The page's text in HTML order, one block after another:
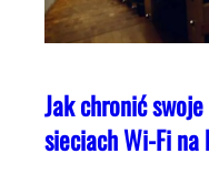
Jak chronić
sieciach Wi-Fi na